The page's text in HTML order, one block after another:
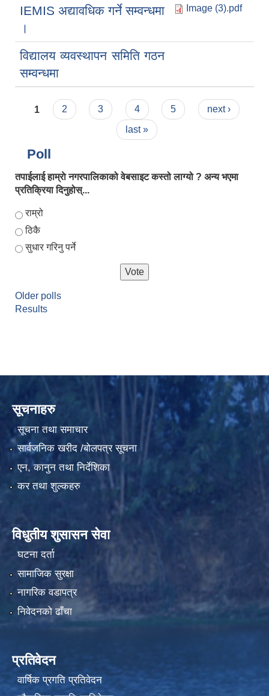
IEMIS अद्यावधिक गर्ने सम्वन्धमा
।
Image (3).pdf
विद्यालय व्यवस्थापन समिति गठन
सम्वन्धमा
Pages
1 2 3 4 5
next ›
last »
Poll
तपाईलाई हाम्राे नगरपालिकाको वेबसाइट कस्तो लाग्यो ? अन्य भएमा
प्रतिक्रिया दिनुहोस्...
Choices
राम्रो
ठिकै
सुधार गरिनु पर्ने
Older polls
Results
सूचनाहरु
सूचना तथा समाचार
सार्वजनिक खरीद /बोलपत्र सूचना
एन, कानुन तथा निर्देशिका
कर तथा शुल्कहरु
विधुतीय शुसासन सेवा
घटना दर्ता
सामाजिक सुरक्षा
नागरिक वडापत्र
निवेदनको ढाँचा
प्रतिवेदन
वार्षिक प्रगति प्रतिवेदन